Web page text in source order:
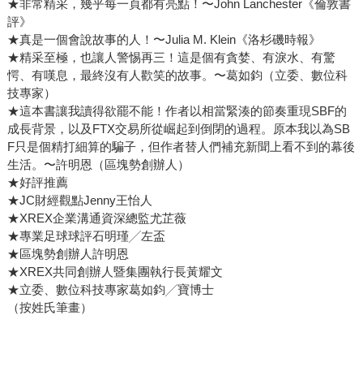
★非常精采，幾乎每一頁都有亮點！〜John Lanchester《倫敦書
評》
★真是一個會說故事的人！〜Julia M. Klein《洛杉磯時報》
★精采至極，也讓人警惕再三！這是個有貪婪、有淚水、有驚
愕、有嘆息，最終沒有人歡笑的故事。〜葛如鈞（立委、數位科
技專家）
★這本書讓我讀得欲罷不能！作者以相當緊湊的節奏重現SBF的
成長背景，以及FTX交易所從崛起到倒閉的過程。原本我以為SB
F只是個精打細算的騙子，但作者替人們補充新聞上看不到的幕後
生活。〜許明恩（區塊勢創辦人）
★好評推薦
★JC財經觀點Jenny王怡人
★XREX企業溝通資深總監尤芷薇
★專業足球球評石明瑾╱左盃
★區塊勢創辦人許明恩
★XREX共同創辦人暨集團執行長黃耀文
★立委、數位科技專家葛如鈞╱寶博士
（按姓氏筆畫）